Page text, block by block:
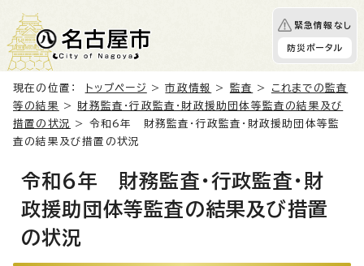
緊急情報なし
防災ポータル
現在の位置： トップページ >市政情報 > 監査 > これまでの監査
等の結果
> 財務監査・行政監査・財政援助団体等監査の結果及び
措置の状況
> 令和6年 財務監査・行政監査・財政援助団体等監
査の結果及び措置の状況
令和6年 財務監査・行政監査・財
政援助団体等監査の結果及び措置
の状況